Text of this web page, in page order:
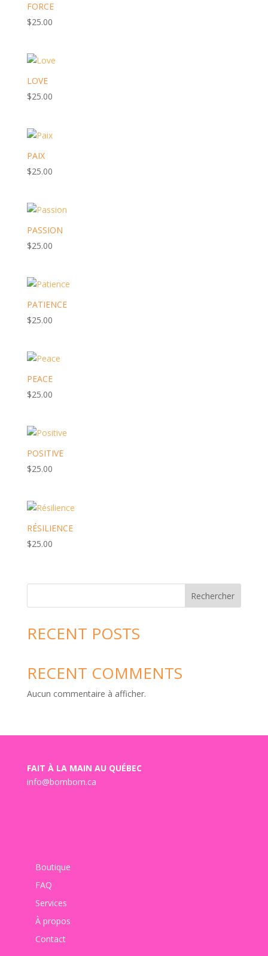
FORCE
$25.00
LOVE
$25.00
PAIX
$25.00
PASSION
$25.00
PATIENCE
$25.00
PEACE
$25.00
POSITIVE
$25.00
RÉSILIENCE
$25.00
Rechercher
RECENT POSTS
RECENT COMMENTS
Aucun commentaire à afficher.
FAIT À LA MAIN AU QUÉBEC
info@bombom.ca
Boutique
FAQ
Services
À propos
Contact